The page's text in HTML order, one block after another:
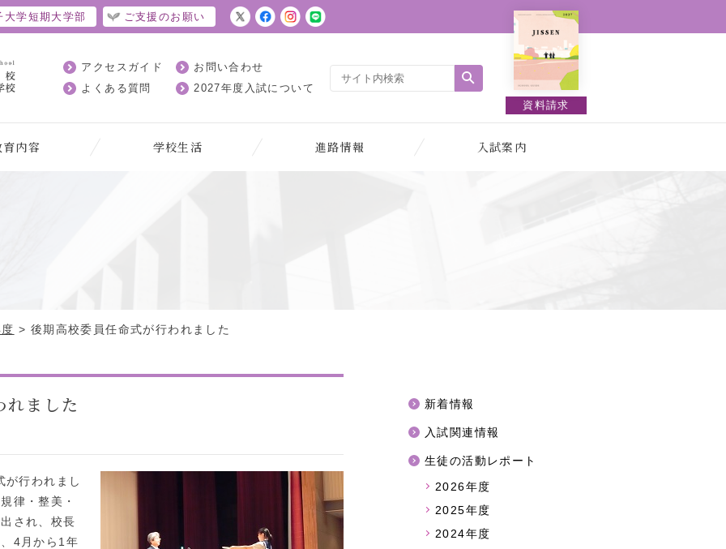
大学短期大学部 ご支援のお願い
アクセスガイド
よくある質問
お問い合わせ
2027年度入試について
資料請求
育内容 学校生活 進路情報 入試案内
> 後期高校委員任命式が行われました
れました
行われまし
律・整美・
され、校長
4月から1年
新着情報
入試関連情報
生徒の活動レポート
2026年度
2025年度
2024年度